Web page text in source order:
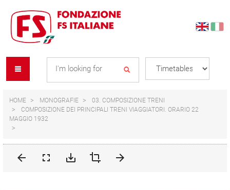
content
navigation
menu
HOME MONOGRAFIE
03. COMPOSIZIONE TRENI
COMPOSIZIONE DEI PRINCIPALI TRENI VIAGGIATORI. ORARIO 22
MAGGIO 1932